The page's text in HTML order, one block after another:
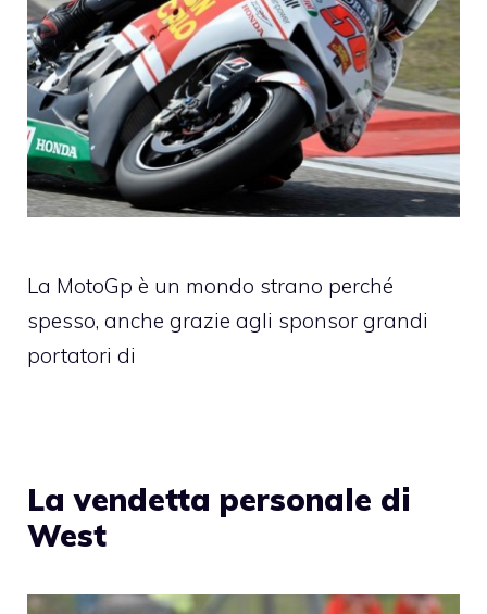
La MotoGp è un mondo strano perché
spesso, anche grazie agli sponsor grandi
portatori di
La vendetta personale di
West